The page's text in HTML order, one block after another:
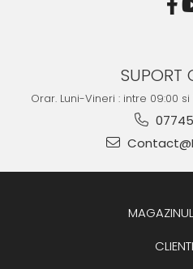
SUPORT
Orar. Luni-Vineri : intre 09:00
CLIENTI